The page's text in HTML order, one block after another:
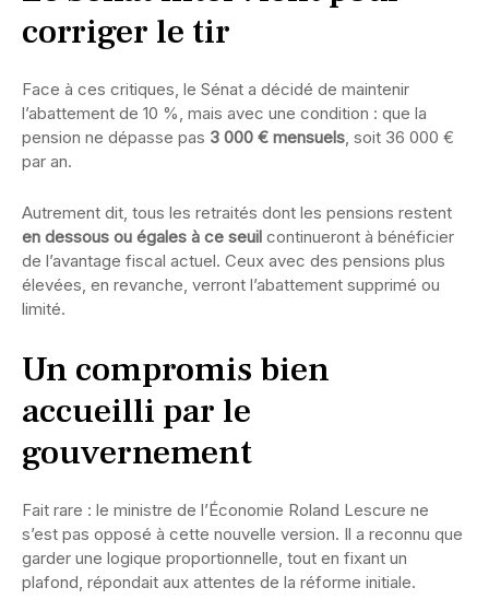
corriger le tir
Face à ces critiques, le Sénat a décidé de maintenir
l’abattement de 10 %, mais avec une condition : que la
pension ne dépasse pas 3 000 € mensuels, soit 36 000 €
par an.
Autrement dit, tous les retraités dont les pensions restent
en dessous ou égales à ce seuil continueront à bénéficier
de l’avantage fiscal actuel. Ceux avec des pensions plus
élevées, en revanche, verront l’abattement supprimé ou
limité.
Un compromis bien
accueilli par le
gouvernement
Fait rare : le ministre de l’Économie Roland Lescure ne
s’est pas opposé à cette nouvelle version. Il a reconnu que
garder une logique proportionnelle, tout en fixant un
plafond, répondait aux attentes de la réforme initiale.